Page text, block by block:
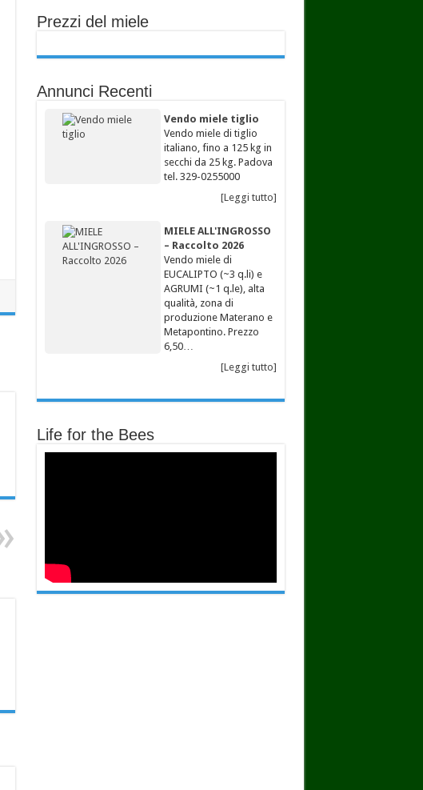
Prezzi del miele
Annunci Recenti
Vendo miele tiglio
Vendo miele di tiglio
italiano, fino a 125 kg in
secchi da 25 kg. Padova
tel. 329-0255000
[Leggi tutto]
MIELE ALL'INGROSSO
– Raccolto 2026
Vendo miele di
EUCALIPTO (~3 q.li) e
AGRUMI (~1 q.le), alta
qualità, zona di
produzione Materano e
Metapontino. Prezzo
6,50…
[Leggi tutto]
Life for the Bees